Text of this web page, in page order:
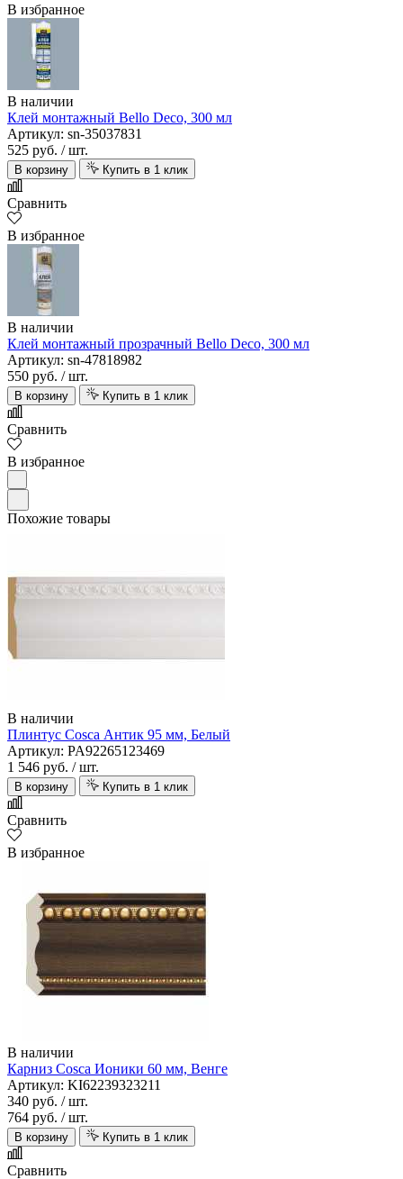
В избранное
В наличии
Клей монтажный Bello Deco, 300 мл
Артикул: sn-35037831
525 руб. / шт.
В корзину Купить в 1 клик
Сравнить
В избранное
В наличии
Клей монтажный прозрачный Bello Deco, 300 мл
Артикул: sn-47818982
550 руб. / шт.
В корзину Купить в 1 клик
Сравнить
В избранное
Похожие товары
В наличии
Плинтус Cosca Антик 95 мм, Белый
Артикул: PA92265123469
1 546 руб. / шт.
В корзину Купить в 1 клик
Сравнить
В избранное
В наличии
Карниз Cosca Ионики 60 мм, Венге
Артикул: KI62239323211
340 руб. / шт.
764 руб. / шт.
В корзину Купить в 1 клик
Сравнить